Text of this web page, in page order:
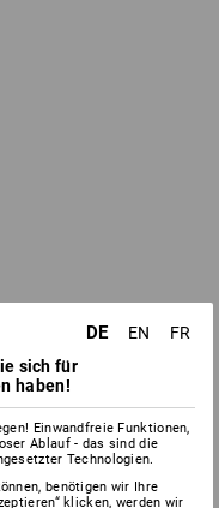
DE EN
FR
sich für
haben!
Einwandfreie Funktionen,
Ablauf - das sind die
Technologien.
benötigen wir Ihre
klicken, werden wir